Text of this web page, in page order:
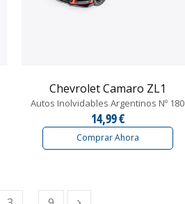
Chevrolet Camaro ZL1
Autos Inolvidables Argentinos Nº 180
14,99 €
Comprar Ahora